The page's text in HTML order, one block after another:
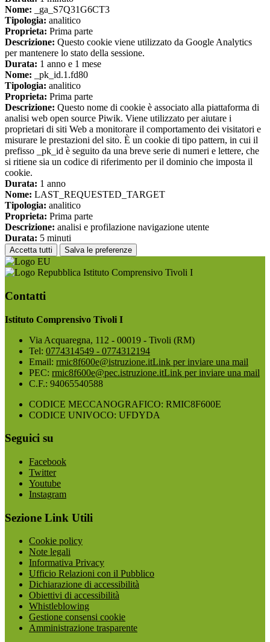
Nome: _ga_S7Q31G6CT3
Tipologia: analitico
Proprieta: Prima parte
Descrizione: Questo cookie viene utilizzato da Google Analytics
per mantenere lo stato della sessione.
Durata: 1 anno e 1 mese
Nome: _pk_id.1.fd80
Tipologia: analitico
Proprieta: Prima parte
Descrizione: Questo nome di cookie è associato alla piattaforma di
analisi web open source Piwik. Viene utilizzato per aiutare i
proprietari di siti Web a monitorare il comportamento dei visitatori e
misurare le prestazioni del sito. È un cookie di tipo pattern, in cui il
prefisso _pk_id è seguito da una breve serie di numeri e lettere, che
si ritiene sia un codice di riferimento per il dominio che imposta il
cookie.
Durata: 1 anno
Nome: LAST_REQUESTED_TARGET
Tipologia: analitico
Proprieta: Prima parte
Descrizione: analisi e profilazione navigazione utente
Durata: 5 minuti
Accetta tutti Salva le preferenze
Istituto Comprensivo Tivoli I
Contatti
Istituto Comprensivo Tivoli I
Via Acquaregna, 112 - 00019 - Tivoli (RM)
Tel: 0774314549 - 0774312194
Email: rmic8f600e@istruzione.itLink per inviare una mail
PEC: rmic8f600e@pec.istruzione.itLink per inviare una mail
C.F.: 94065540588
CODICE MECCANOGRAFICO: RMIC8F600E
CODICE UNIVOCO: UFDYDA
Seguici su
Facebook
Twitter
Youtube
Instagram
Sezione Link Utili
Cookie policy
Note legali
Informativa Privacy
Ufficio Relazioni con il Pubblico
Dichiarazione di accessibilità
Obiettivi di accessibilità
Whistleblowing
Gestione consensi cookie
Amministrazione trasparente